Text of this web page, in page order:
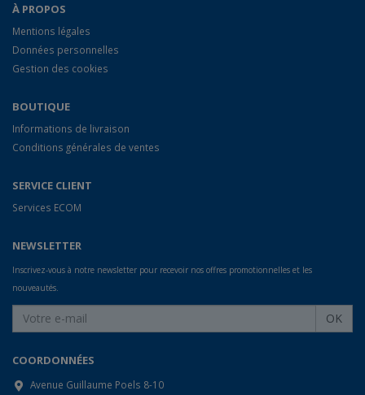
À PROPOS
Mentions légales
Données personnelles
Gestion des cookies
BOUTIQUE
Informations de livraison
Conditions générales de ventes
SERVICE CLIENT
Services ECOM
NEWSLETTER
Inscrivez-vous à notre newsletter pour recevoir nos offres promotionnelles et les
nouveautés.
OK
COORDONNÉES
Avenue Guillaume Poels 8-10